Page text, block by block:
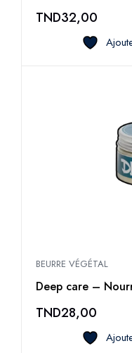
TND32,00
BEURRE VÉGÉTAL
Deep care –
TND28,00